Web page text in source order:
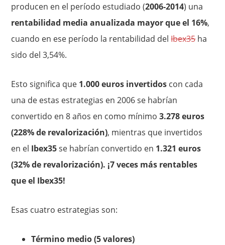
producen en el período estudiado (2006-2014) una
rentabilidad media anualizada mayor que el 16%,
cuando en ese período la rentabilidad delIbex35ha
sido del 3,54%.
Esto significa que 1.000 euros invertidos con cada
una de estas estrategias en 2006 se habrían
convertido en 8 años en como mínimo3.278 euros
(228% de revalorización), mientras que invertidos
en el Ibex35se habrían convertido en 1.321 euros
(32% de revalorización). ¡7 veces más rentables
que el Ibex35!
Esas cuatro estrategias son:
Término medio (5 valores)